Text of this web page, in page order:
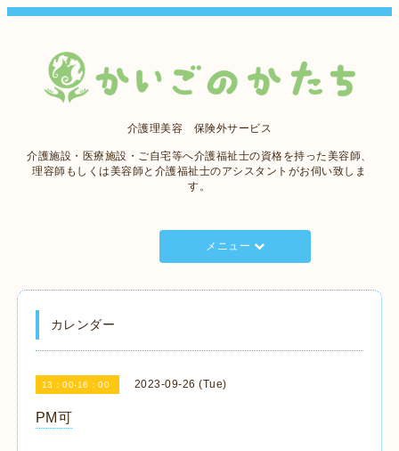
介護理美容 保険外サービス
介護施設・医療施設・ご自宅等へ介護福祉士の資格を持った美容師、
理容師もしくは美容師と介護福祉士のアシスタントがお伺い致しま
す。
メニュー
カレンダー
13：00-16：00 2023-09-26 (Tue)
PM可